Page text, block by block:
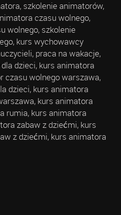
szkolenie animatorów,
czasu wolnego,
wolnego, szkolenie
kurs wychowawcy
praca na wakacje,
dzieci, kurs animatora
czasu wolnego warszawa,
dzieci, kurs animatora
kurs animatora
rumia, kurs animatora
zabaw z dziećmi, kurs
z dziećmi, kurs animatora